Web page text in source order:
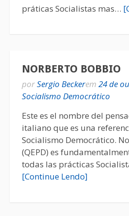
práticas Socialistas mas…
NORBERTO BOBBIO
porSergio Beckerem 24 de
Socialismo Democrático
Este es el nombre del
italiano que es una
Socialismo Democrático.
(QEPD) es
todas las prácticas
[Continue Lendo]